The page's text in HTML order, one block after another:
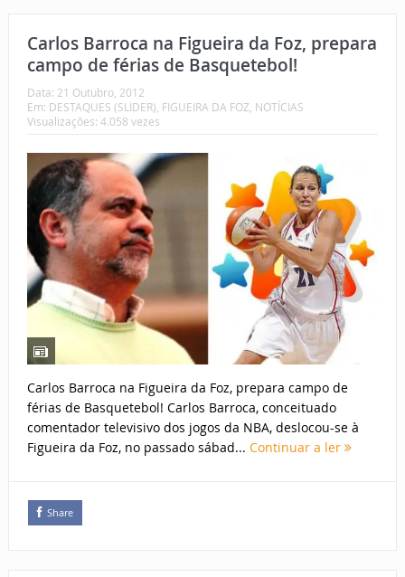
Carlos Barroca na Figueira da Foz, prepara
campo de férias de Basquetebol!
Data: 21 Outubro, 2012
Em: DESTAQUES (SLIDER) FIGUEIRA DA FOZ NOTÍCIAS
Visualizações: 4.058 vezes
Carlos Barroca na Figueira da Foz, prepara campo de
férias de Basquetebol! Carlos Barroca, conceituado
comentador televisivo dos jogos da NBA, deslocou-se à
Figueira da Foz, no passado sábad... Continuar a ler
Share